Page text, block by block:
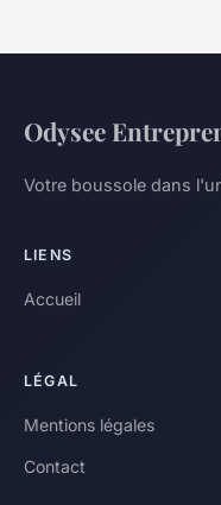
Odysee
Votre boussole dans
LIENS
Accueil
LÉGAL
Mentions légales
Contact